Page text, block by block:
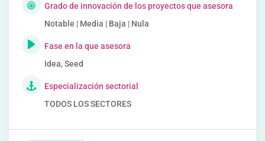
Grado de innovación de los proyectos que asesora
Notable | Media | Baja | Nula
Fase en la que asesora
Idea, Seed
Especialización sectorial
TODOS LOS SECTORES